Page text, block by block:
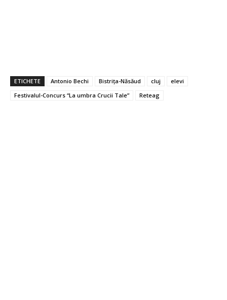
ETICHETE Antonio Bechi Bistrița-Năsăud cluj
elevi
Festivalul-Concurs “La umbra Crucii Tale”
Reteag